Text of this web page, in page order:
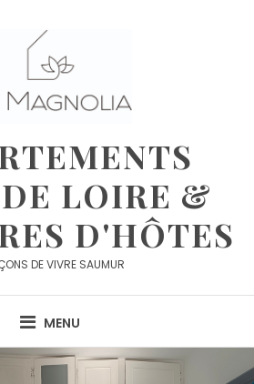
LOIRE &
D'HÔTES
DE VIVRE SAUMUR
MENU